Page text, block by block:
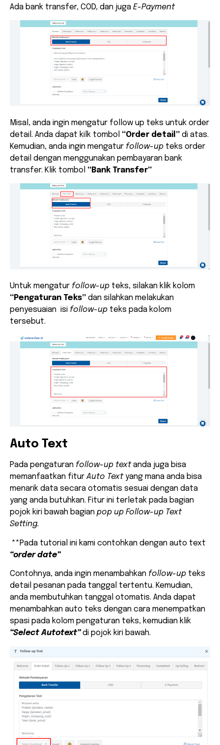
Ada bank transfer, COD, dan juga E-Payment
Misal, anda ingin mengatur follow up teks untuk order
detail. Anda dapat kilk tombol “Order detail” di atas.
Kemudian, anda ingin mengatur follow-up teks order
detail dengan menggunakan pembayaran bank
transfer. Klik tombol “Bank Transfer”
Untuk mengatur follow-up teks, silakan klik kolom
“Pengaturan Teks” dan silahkan melakukan
penyesuaian isi follow-up teks pada kolom
tersebut.
Auto Text
Pada pengaturan follow-up textanda juga bisa
memanfaatkan fitur Auto Textyang mana anda bisa
menarik data secara otomatis sesuai dengan data
yang anda butuhkan. Fitur ini terletak pada bagian
pojok kiri bawah bagian pop up Follow-up Text
Setting.
**Pada tutorial ini kami contohkan dengan auto text
“order date”
Contohnya, anda ingin menambahkan follow-up teks
detail pesanan pada tanggal tertentu. Kemudian,
anda membutuhkan tanggal otomatis. Anda dapat
menambahkan auto teks dengan cara menempatkan
spasi pada kolom pengaturan teks, kemudian klik
“Select Autotext”di pojok kiri bawah.